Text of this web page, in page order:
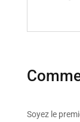
Soyez le